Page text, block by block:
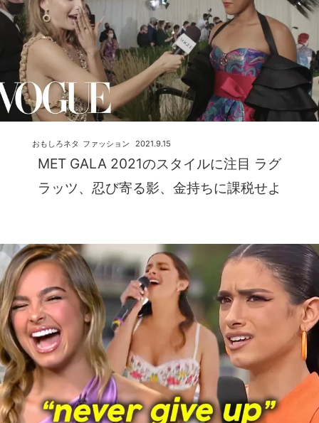
MET GALA 2021のスタイルに注目 ラグ
ラッツ、忍び寄る影、金持ちに課税せよ
2021.9.15
おもしろネタ ファッション